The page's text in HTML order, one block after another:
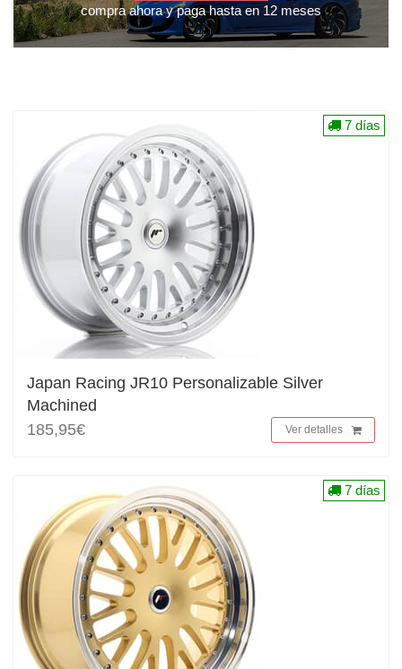
compra ahora y paga hasta en 12 meses
Japan Racing JR10 Personalizable Silver
Machined
185,95€
Ver detalles
7 días
7 días